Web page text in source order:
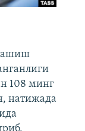
108 минг
натижада